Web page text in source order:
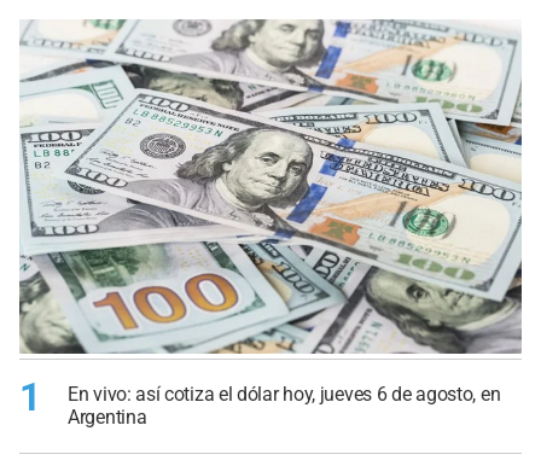
1
En vivo: así cotiza el dólar hoy, jueves 6 de agosto, en
Argentina